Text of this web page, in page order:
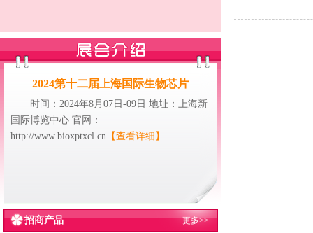
2024第十二届上海国际生物芯片
时间：2024年8月07日-09日 地址：上海新
国际博览中心 官网：
http://www.bioxptxcl.cn 【查看详细】
招商产品 更多>>